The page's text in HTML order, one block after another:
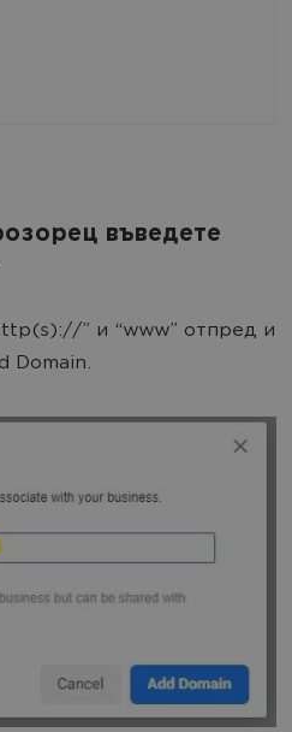
въведете
” и “www” отпред и
Domain.